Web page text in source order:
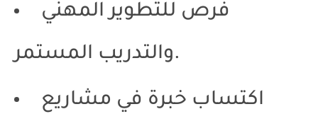
فرص للتطوير المهني
والتدريب المستمر.
اكتساب خبرة في مشاريع